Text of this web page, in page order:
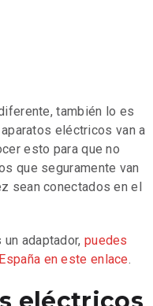
también lo es
eléctricos van a
esto para que no
que seguramente van
sean conectados en el
adaptador, puedes
en este enlace.